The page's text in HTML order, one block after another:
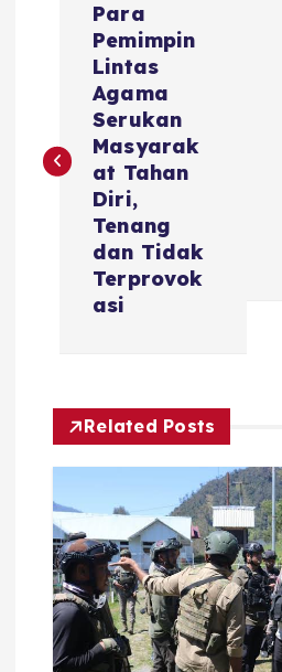
t
g
a
t
o
Para
Pemimpin
Lintas
Agama
Serukan
Masyarak
at Tahan
Diri,
Tenang
dan Tidak
Terprovok
asi
Related Posts